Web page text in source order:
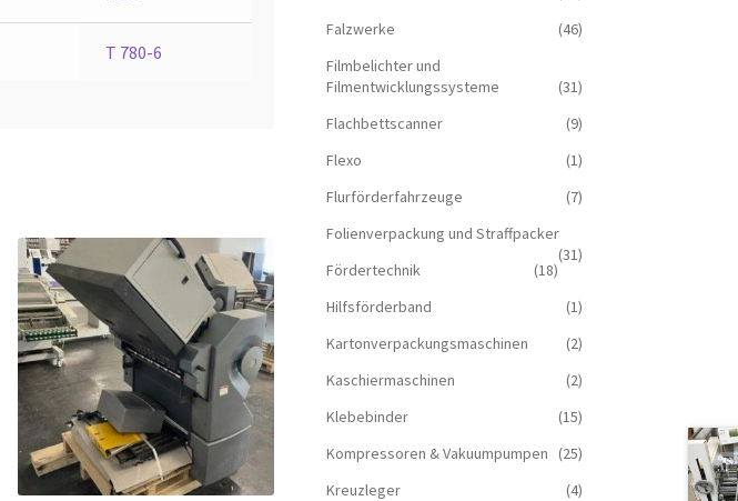
T 780-6
Falzwerke
(46)
Filmbelichter und
Filmentwicklungssysteme
(31)
Flachbettscanner
(9)
Flexo
(1)
Flurförderfahrzeuge
(7)
Folienverpackung und Straffpacker
(31)
Fördertechnik
(18)
Hilfsförderband
(1)
Kartonverpackungsmaschinen
(2)
Kaschiermaschinen
(2)
Klebebinder
(15)
Kompressoren & Vakuum­pumpen
(25)
Kreuzleger
(4)